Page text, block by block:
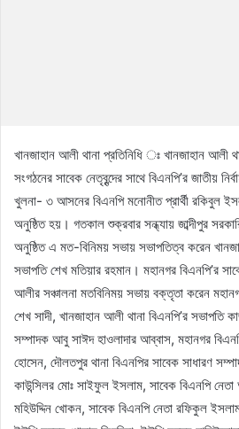
খানজাহান আলী থানা প্রতিনিধি ঃ খানজাহান আলী
সংগঠনের সাবেক নেতৃবৃন্দের সাথে বিএনপি’র জাতীয়
খুলনা- ৩ আসনের বিএনপি মনোনীত প্রার্থী রকিবুল
অনুষ্ঠিত হয়। গতকাল শুক্রবার সন্ধ্যায় জাব্দীপুর
অনুষ্ঠিত এ মত-বিনিময় সভায় সভাপতিত্ব করেন
সভাপতি শেখ মতিয়ার রহমান। মহানগর বিএনপি’র
আলীর সঞ্চালনা মতবিনিময় সভায় বক্তৃতা করেন
শেখ সাদী, খানজাহান আলী থানা বিএনপি’র সভাপতি
সম্পাদক আবু সাঈদ হাওলাদার আব্বাস, মহানগর
হোসেন, দৌলতপুর থানা বিএনপির সাবেক সাধারণ
কাউন্সিলর মোঃ সাইফুল ইসলাম, সাবেক বিএনপি নেতা
মহিউদ্দিন খোকন, সাবেক বিএনপি নেতা রফিকুল